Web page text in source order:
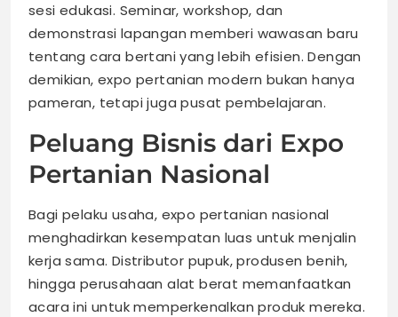
sesi edukasi. Seminar, workshop, dan
demonstrasi lapangan memberi wawasan baru
tentang cara bertani yang lebih efisien. Dengan
demikian, expo pertanian modern bukan hanya
pameran, tetapi juga pusat pembelajaran.
Peluang Bisnis dari Expo
Pertanian Nasional
Bagi pelaku usaha, expo pertanian nasional
menghadirkan kesempatan luas untuk menjalin
kerja sama. Distributor pupuk, produsen benih,
hingga perusahaan alat berat memanfaatkan
acara ini untuk memperkenalkan produk mereka.